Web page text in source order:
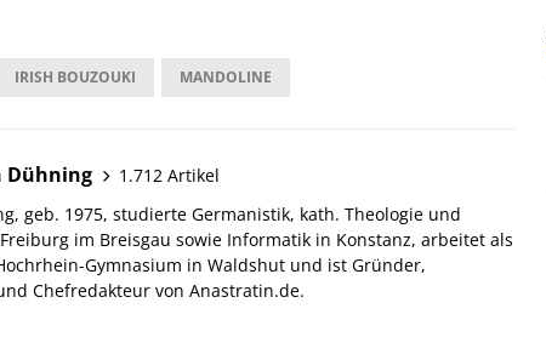
IRISH BOUZOUKI MANDOLINE
Dühning
1.712 Artikel
geb. 1975, studierte Germanistik, kath. Theologie und
im Breisgau sowie Informatik in Konstanz, arbeitet als
Gymnasium in Waldshut und ist Gründer,
Chefredakteur von Anastratin.de.